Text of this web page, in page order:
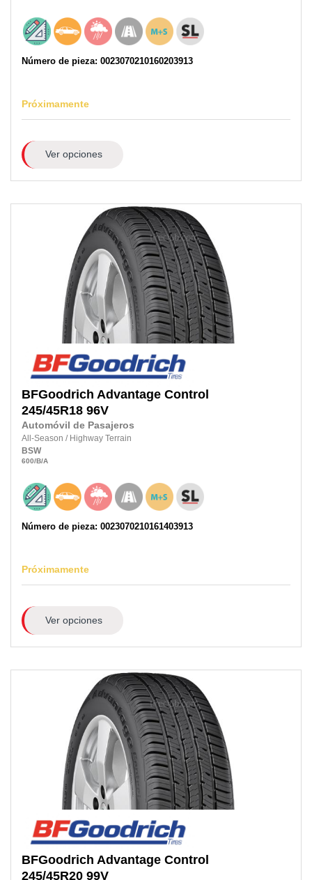
Número de pieza: 0023070210160203913
Próximamente
Ver opciones
BFGoodrich Advantage Control
245/45R18 96V
Automóvil de Pasajeros
All-Season / Highway Terrain
BSW
600/B/A
Número de pieza: 0023070210161403913
Próximamente
Ver opciones
BFGoodrich Advantage Control
245/45R20 99V